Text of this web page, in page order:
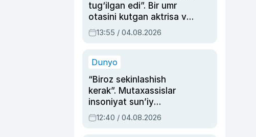
tug‘ilgan edi”. Bir umr
otasini kutgan aktrisa va
dublyaj ustasi Rimma
Ahmedovaning
13:55 / 04.08.2026
Dunyo
“Biroz sekinlashish
kerak”. Mutaxassislar
insoniyat sun’iy
intellektni boshqara
olmay qolishidan xavotir
12:40 / 04.08.2026